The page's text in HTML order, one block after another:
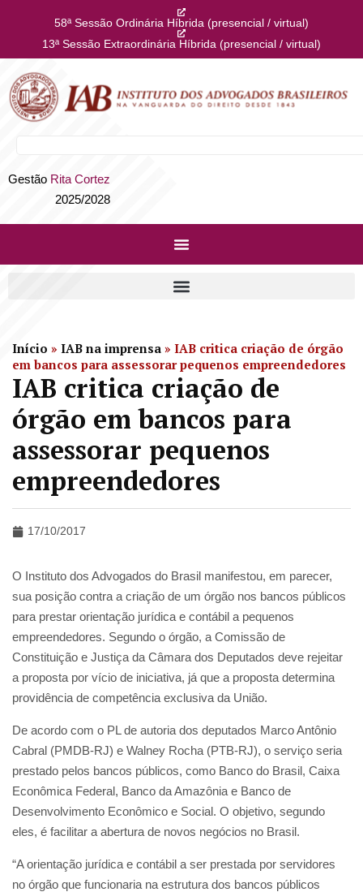
58ª Sessão Ordinária Híbrida (presencial / virtual)
13ª Sessão Extraordinária Híbrida (presencial / virtual)
Gestão Rita Cortez
2025/2028
Início » IAB na imprensa » IAB critica criação de órgão
em bancos para assessorar pequenos empreendedores
IAB critica criação de
órgão em bancos para
assessorar pequenos
empreendedores
17/10/2017
O Instituto dos Advogados do Brasil manifestou, em parecer,
sua posição contra a criação de um órgão nos bancos públicos
para prestar orientação jurídica e contábil a pequenos
empreendedores. Segundo o órgão, a Comissão de
Constituição e Justiça da Câmara dos Deputados deve rejeitar
a proposta por vício de iniciativa, já que a proposta determina
providência de competência exclusiva da União.
De acordo com o PL de autoria dos deputados Marco Antônio
Cabral (PMDB-RJ) e Walney Rocha (PTB-RJ), o serviço seria
prestado pelos bancos públicos, como Banco do Brasil, Caixa
Econômica Federal, Banco da Amazônia e Banco de
Desenvolvimento Econômico e Social. O objetivo, segundo
eles, é facilitar a abertura de novos negócios no Brasil.
“A orientação jurídica e contábil a ser prestada por servidores
no órgão que funcionaria na estrutura dos bancos públicos